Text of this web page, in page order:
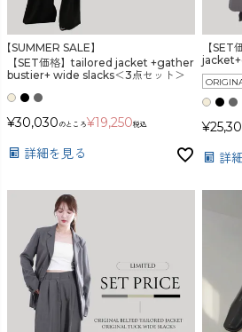
【SUMMER SALE】
【SET価格】tailored jacket +gather
bustier+ wide slacks＜3点セット＞
¥30,030 のところ¥19,250税込
詳細を見る
【
¥
詳